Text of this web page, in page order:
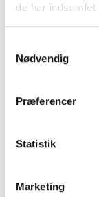
de har
Nødvendig
Præferencer
Statistik
Marketing
På ordre under